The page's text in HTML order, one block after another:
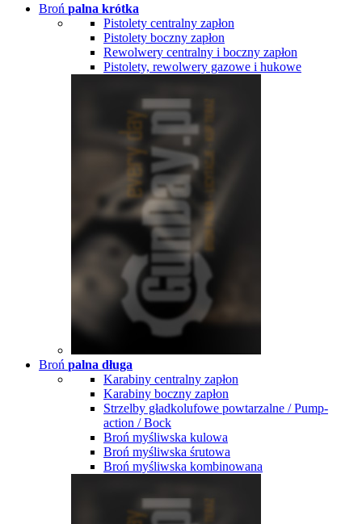
Broń palna krótka
Pistolety centralny zapłon
Pistolety boczny zapłon
Rewolwery centralny i boczny zapłon
Pistolety, rewolwery gazowe i hukowe
Broń palna długa
Karabiny centralny zapłon
Karabiny boczny zapłon
Strzelby gładkolufowe powtarzalne / Pump-
action / Bock
Broń myśliwska kulowa
Broń myśliwska śrutowa
Broń myśliwska kombinowana